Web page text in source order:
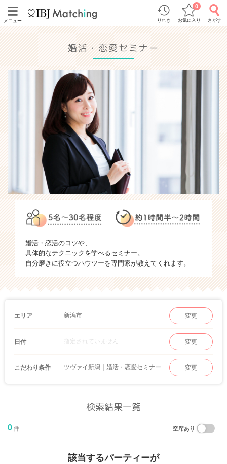
メニュー りれき お気に入り
0
さがす
婚活・恋愛セミナー
婚活・恋活のコツや、
具体的なテクニックを学べるセミナー。
自分磨きに役立つハウツーを専門家が教えてくれます。
エリア 新潟市 変更
日付 指定されていません 変更
こだわり条件 ツヴァイ新潟｜婚活・恋愛セミナー 変更
検索結果一覧
0 件 空席あり
該当するパーティーが